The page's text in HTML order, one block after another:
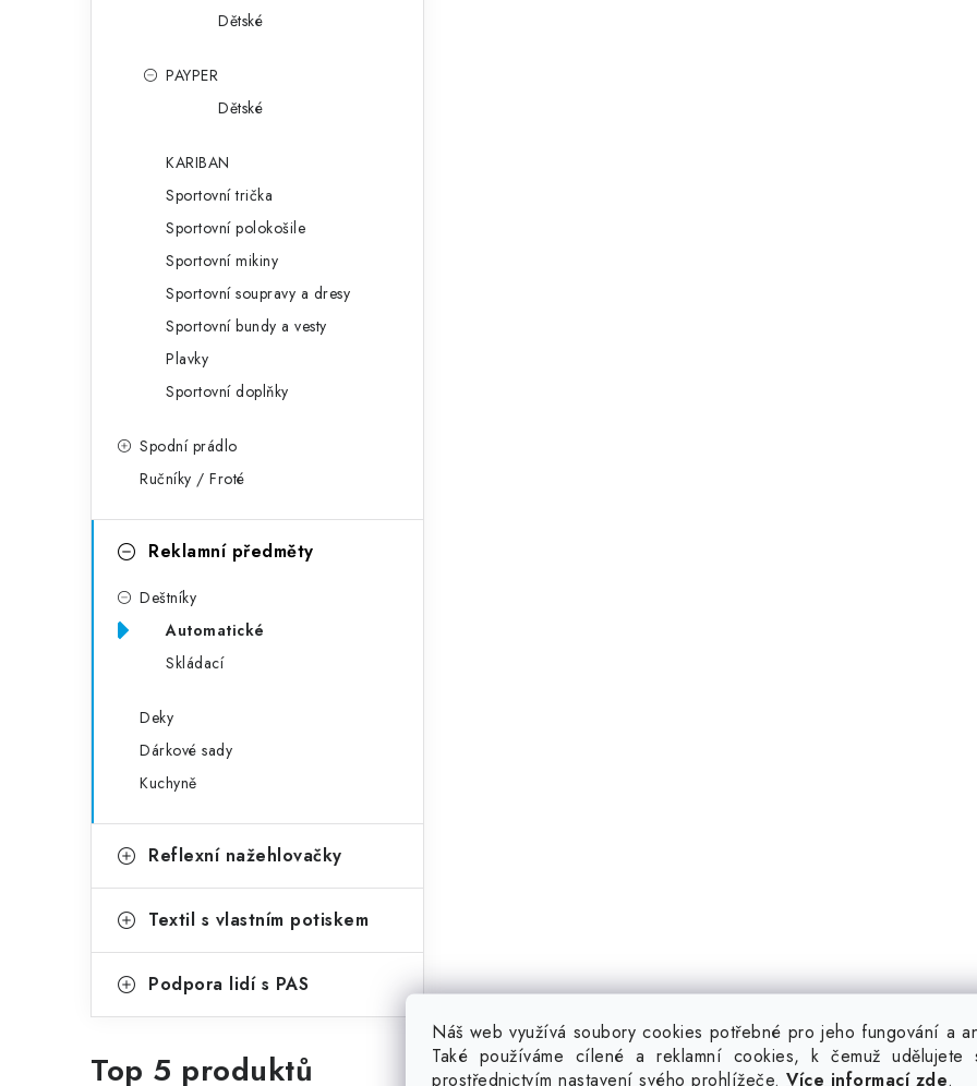
Náš web využívá soubory cookies potřebné pro jeho fungování a
Také používáme cílené a reklamní cookies, k čemuž udělujete
prostřednictvím nastavení svého prohlížeče. Více informací zde.
Dětské
PAYPER
Dětské
KARIBAN
Sportovní trička
Sportovní polokošile
Sportovní mikiny
Sportovní soupravy a dresy
Sportovní bundy a vesty
Plavky
Sportovní doplňky
Spodní prádlo
Ručníky / Froté
Reklamní předměty
Deštníky
Automatické
Skládací
Deky
Dárkové sady
Kuchyně
Reflexní nažehlovačky
Textil s vlastním potiskem
Podpora lidí s PAS
Top 5 produktů